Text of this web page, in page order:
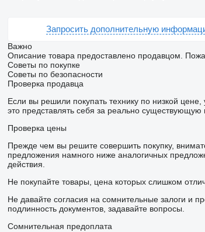
Запросить дополнительную
Важно
Описание товара предоставлено продавцом.
Советы по покупке
Советы по безопасности
Проверка продавца
Если вы решили покупать технику по низкой
это представлять себя за реально
Проверка цены
Прежде чем вы решите совершить покупку,
предложения намного ниже аналогичных
действия.
Не покупайте товары, цена которых слишком
Не давайте согласия на сомнительные залоги и
подлинность документов, задавайте вопросы.
Сомнительная предоплата